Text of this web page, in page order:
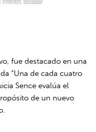
fue destacado en una
“Una de cada cuatro
Sence evalúa el
de un nuevo